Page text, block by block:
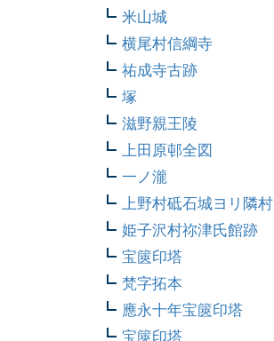
米山城
横尾村信綱寺
祐成寺古跡
塚
滋野親王陵
上田原邨全図
一ノ瀧
上野村砥石城ヨリ隣村
姫子沢村祢津氏館跡
宝篋印塔
梵字拓本
應永十年宝篋印塔
宝篋印塔